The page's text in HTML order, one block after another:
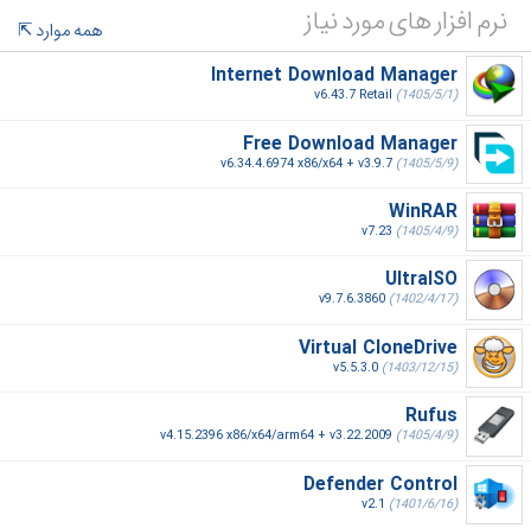
نرم افزار های مورد نیاز
همه موارد
Internet Download Manager
v6.43.7 Retail (1405/5/1)
Free Download Manager
v6.34.4.6974 x86/x64 + v3.9.7 (1405/5/9)
WinRAR
v7.23 (1405/4/9)
UltraISO
v9.7.6.3860 (1402/4/17)
Virtual CloneDrive
v5.5.3.0 (1403/12/15)
Rufus
v4.15.2396 x86/x64/arm64 + v3.22.2009 (1405/4/9)
Defender Control
v2.1 (1401/6/16)